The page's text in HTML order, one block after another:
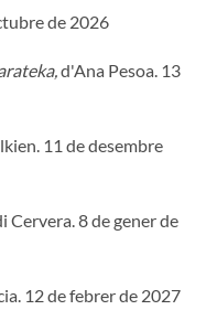
de 2026
d'Ana Pesoa. 13
11 de desembre
Cervera. 8 de gener de
12 de febrer de 2027